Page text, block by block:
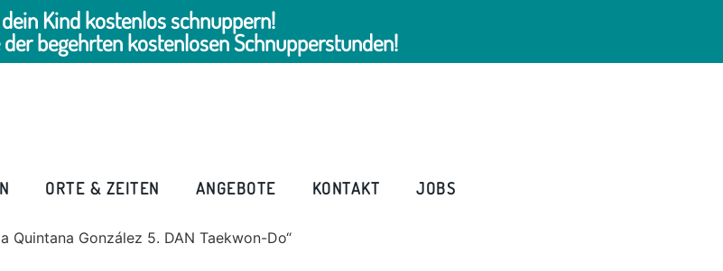
Kind kostenlos schnuppern!
begehrten kostenlosen Schnupperstunden!
ORTE & ZEITEN ANGEBOTE KONTAKT JOBS
González 5. DAN Taekwon-Do“